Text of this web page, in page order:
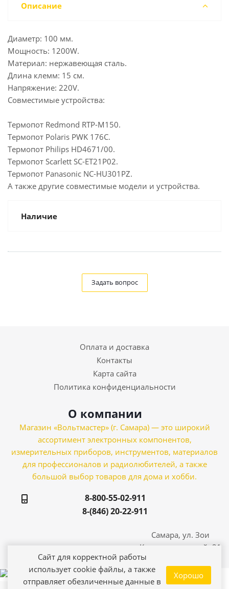
Описание
Диаметр: 100 мм.
Мощность: 1200W.
Материал: нержавеющая сталь.
Длина клемм: 15 см.
Напряжение: 220V.
Совместимые устройства:
Термопот Redmond RTP-M150.
Термопот Polaris PWK 176C.
Термопот Philips HD4671/00.
Термопот Scarlett SC-ET21P02.
Термопот Panasonic NC-HU301PZ.
А также другие совместимые модели и устройства.
Наличие
Задать вопрос
Оплата и доставка
Контакты
Карта сайта
Политика конфиденциальности
О компании
Магазин «Вольтмастер» (г. Самара) — это широкий
ассортимент электронных компонентов,
измерительных приборов, инструментов, материалов
для профессионалов и радиолюбителей, а также
большой выбор товаров для дома и хобби.
8-800-55-02-911
8-(846) 20-22-911
Самара, ул. Зои
Космодемьянской, 21
Сайт для корректной работы
использует cookie файлы, а также
отправляет обезличенные данные в
Хорошо